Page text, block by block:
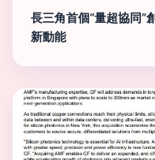
長三角首個“量超協同”
新動能